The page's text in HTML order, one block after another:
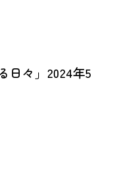
日々」2024年5